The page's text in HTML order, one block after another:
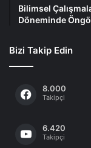
Bilimsel
Döneminde
Bizi Takip Edin
8.000
Takipçi
6.420
Takipçi